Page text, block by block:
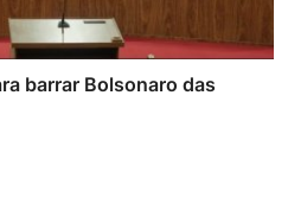
barrar Bolsonaro das